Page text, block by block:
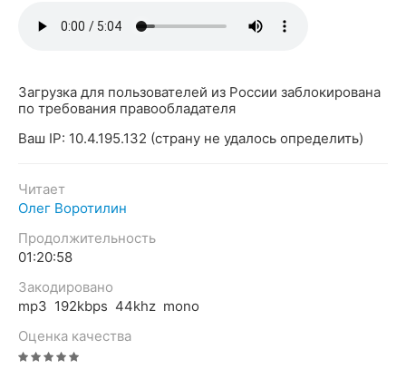
Загрузка для пользователей из России заблокирована
по требования правообладателя
Ваш IP: 10.4.195.132 (страну не удалось определить)
Читает
Олег Воротилин
Продолжительность
01:20:58
Закодировано
mp3 192kbps 44khz mono
Оценка качества